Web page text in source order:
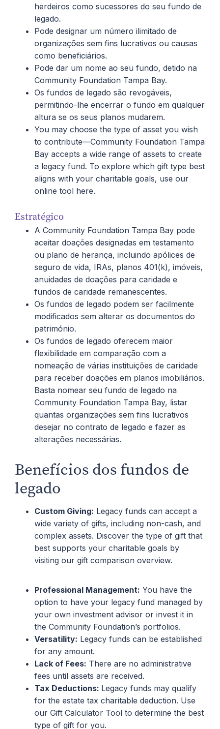
herdeiros como sucessores do seu fundo de
legado.
Pode designar um número ilimitado de
organizações sem fins lucrativos ou causas
como beneficiários.
Pode dar um nome ao seu fundo, detido na
Community Foundation Tampa Bay.
Os fundos de legado são revogáveis,
permitindo-lhe encerrar o fundo em qualquer
altura se os seus planos mudarem.
You may choose the type of asset you wish
to contribute—Community Foundation Tampa
Bay accepts a wide range of assets to create
a legacy fund. To explore which gift type best
aligns with your charitable goals, use our
online tool here.
Estratégico
A Community Foundation Tampa Bay pode
aceitar doações designadas em testamento
ou plano de herança, incluindo apólices de
seguro de vida, IRAs, planos 401(k), imóveis,
anuidades de doações para caridade e
fundos de caridade remanescentes.
Os fundos de legado podem ser facilmente
modificados sem alterar os documentos do
património.
Os fundos de legado oferecem maior
flexibilidade em comparação com a
nomeação de várias instituições de caridade
para receber doações em planos imobiliários.
Basta nomear seu fundo de legado na
Community Foundation Tampa Bay, listar
quantas organizações sem fins lucrativos
desejar no contrato de legado e fazer as
alterações necessárias.
Benefícios dos fundos de
legado
Custom Giving: Legacy funds can accept a
wide variety of gifts, including non-cash, and
complex assets. Discover the type of gift that
best supports your charitable goals by
visiting our gift comparison overview.
Professional Management: You have the
option to have your legacy fund managed by
your own investment advisor or invest it in
the Community Foundation’s portfolios.
Versatility: Legacy funds can be established
for any amount.
Lack of Fees: There are no administrative
fees until assets are received.
Tax Deductions: Legacy funds may qualify
for the estate tax charitable deduction. Use
our Gift Calculator Tool to determine the best
type of gift for you.